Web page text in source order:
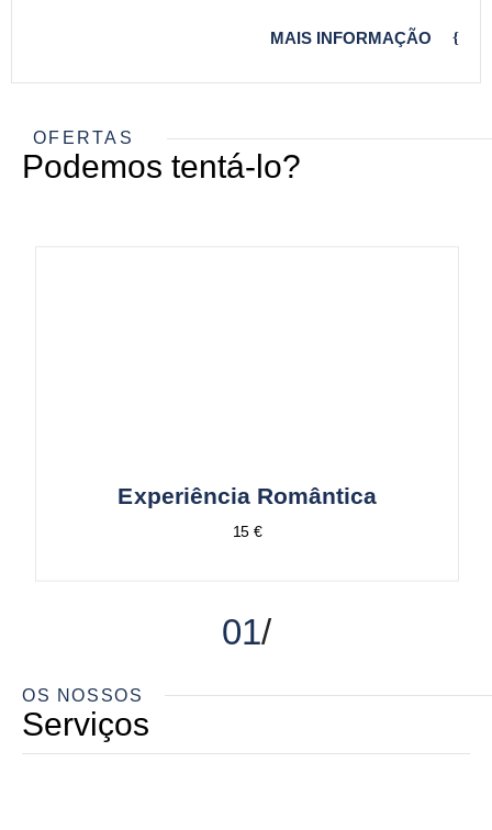
MAIS INFORMAÇÃO
OFERTAS
Podemos tentá-lo?
01
Experiência Romântica
15 €
OS NOSSOS
Serviços